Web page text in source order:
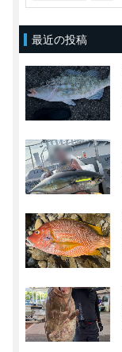
最近の投稿